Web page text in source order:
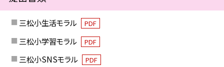
三松小生活モラル PDF
三松小学習モラル PDF
三松小SNSモラル PDF